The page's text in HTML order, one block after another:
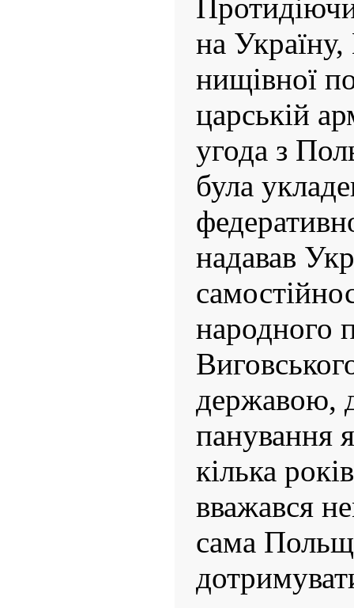
на Україну,
нищівної
царській
угода з
була
надавав
народного
державою,
панування
кілька
вважався
сама